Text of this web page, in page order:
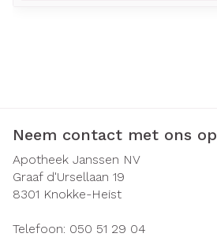
Neem contact met ons op
Apotheek Janssen NV
Graaf d'Ursellaan 19
8301 Knokke-Heist
Telefoon: 050 51 29 04